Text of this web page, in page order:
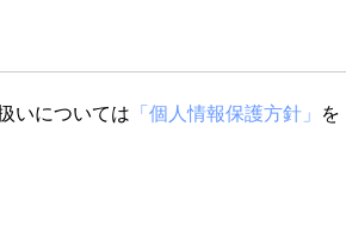
いについては 「個人情報保護方針」 を